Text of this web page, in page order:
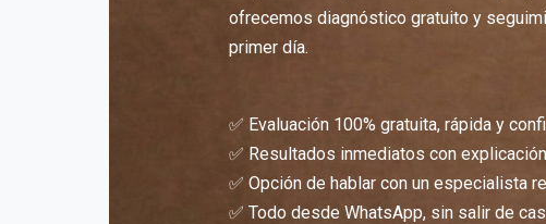
ofrecemos diagnóstico gratuito y
primer día.
✅ Evaluación 100% gratuita, rápida y
✅ Resultados inmediatos con
✅ Opción de hablar con un especialista
✅ Todo desde WhatsApp, sin salir de